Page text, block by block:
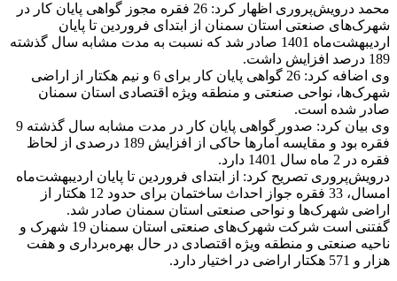
محمد درویش‌پروری اظهار کرد: 26 فقره مجوز گواهی پایان کار در
شهرک‌های صنعتی استان سمنان از ابتدای فروردین تا پایان
اردیبهشت‌ماه 1401 صادر شد که نسبت به مدت مشابه سال گذشته
189 درصد افزایش داشت.
وی اضافه کرد: 26 گواهی پایان کار برای 6 و نیم هکتار از اراضی
شهرک‌ها، نواحی صنعتی و منطقه ویژه اقتصادی استان سمنان
صادر شده است.
وی بیان کرد: صدور گواهی پایان کار در مدت مشابه سال گذشته 9
فقره بود و مقایسه آمارها حاکی از افزایش 189 درصدی از لحاظ
فقره در 2 ماه سال 1401 دارد.
درویش‌پروری تصریح کرد: از ابتدای فروردین تا پایان اردیبهشت‌ماه
امسال، 33 فقره جواز احداث ساختمان برای حدود 12 هکتار از
اراضی شهرک‌ها و نواحی صنعتی استان سمنان صادر شد.
گفتنی است شرکت شهرک‌های صنعتی استان سمنان 19 شهرک و
ناحیه صنعتی و منطقه ویژه اقتصادی در حال بهره‌برداری و هفت
هزار و 571 هکتار اراضی در اختیار دارد.